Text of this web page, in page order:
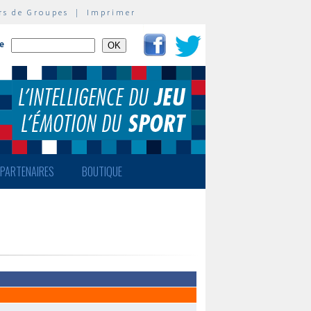
de Groupes | Imprimer
PARTENAIRES BOUTIQUE